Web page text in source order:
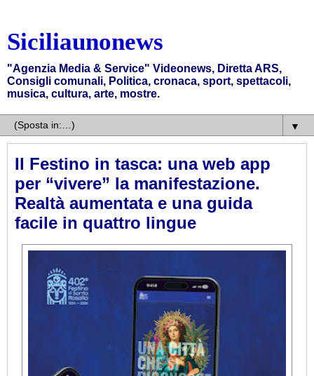
Siciliaunonews
"Agenzia Media & Service" Videonews, Diretta ARS,
Consigli comunali, Politica, cronaca, sport, spettacoli,
musica, cultura, arte, mostre.
▼
Il Festino in tasca: una web app
per “vivere” la manifestazione.
Realtà aumentata e una guida
facile in quattro lingue